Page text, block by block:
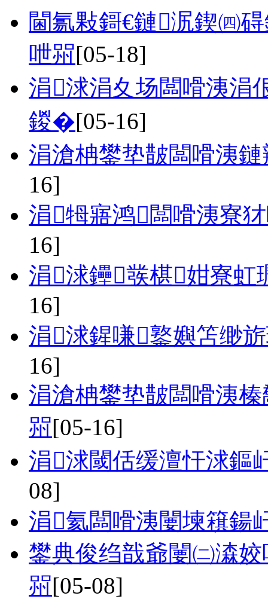
閫氱敤鎶€鏈泦鍥㈣
呭喌[05-18]
涓浗涓夊场闆嗗洟涓
鍐�[05-16]
涓滄柟鐢垫皵闆嗗洟
16]
涓牳寤鸿闆嗗洟寮
16]
涓浗鑸彂椹姏寮
16]
涓浗鍟嗛鐜嬩笘缈
16]
涓滄柟鐢垫皵闆嗗洟
喌[05-16]
涓浗閾佸缓澶忓浗鏂
08]
涓氦闆嗗洟闄堜簯鍚
鐢典俊绉戠爺闄㈡潹
喌[05-08]